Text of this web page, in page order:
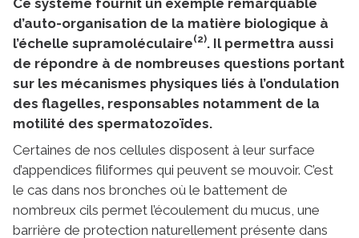
d’auto-organisation de la matière biologique à
l’échelle supramoléculaire(2). Il permettra aussi
de répondre à de nombreuses questions portant
sur les mécanismes physiques liés à l’ondulation
des flagelles, responsables notamment de la
motilité des spermatozoïdes.
Certaines de nos cellules disposent à leur surface
d’appendices filiformes qui peuvent se mouvoir. C’est
le cas dans nos bronches où le battement de
nombreux cils permet l’écoulement du mucus, une
barrière de protection naturellement présente dans